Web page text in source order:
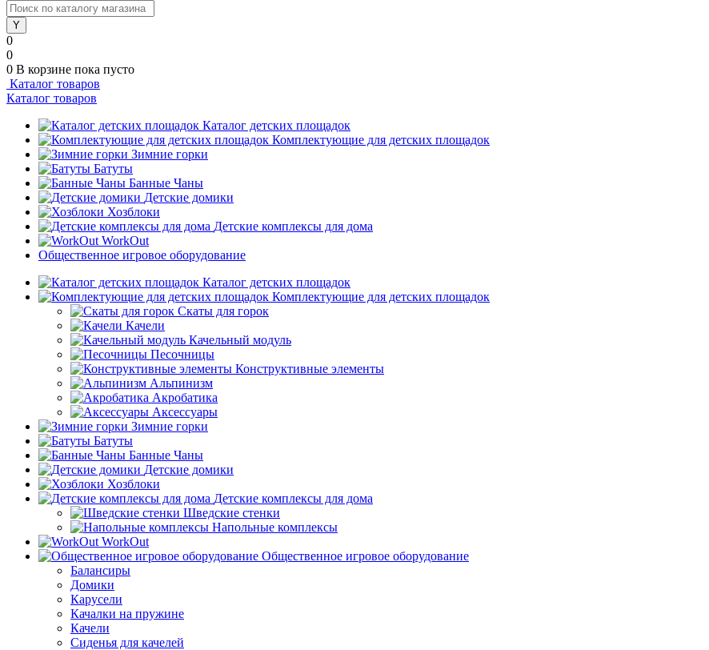
0
0
0 В корзине пока пусто
Каталог товаров
Каталог товаров
Каталог детских площадок
Комплектующие для детских площадок
Зимние горки
Батуты
Банные Чаны
Детские домики
Хозблоки
Детские комплексы для дома
WorkOut
Общественное игровое оборудование
Каталог детских площадок
Комплектующие для детских площадок
Скаты для горок
Качели
Качельный модуль
Песочницы
Конструктивные элементы
Альпинизм
Акробатика
Аксессуары
Зимние горки
Батуты
Банные Чаны
Детские домики
Хозблоки
Детские комплексы для дома
Шведские стенки
Напольные комплексы
WorkOut
Общественное игровое оборудование
Балансиры
Домики
Карусели
Качалки на пружине
Качели
Сиденья для качелей